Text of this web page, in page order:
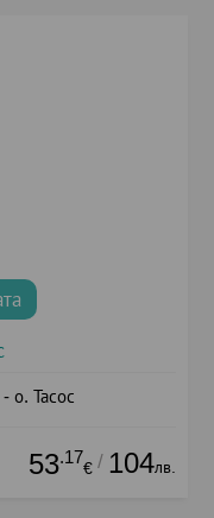
о. Тасос
53.17
€ / 104лв.